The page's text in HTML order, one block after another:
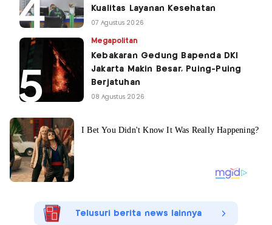
Kualitas Layanan Kesehatan
07 Agustus 2026
Megapolitan
Kebakaran Gedung Bapenda DKI
Jakarta Makin Besar, Puing-Puing
Berjatuhan
08 Agustus 2026
Telusuri berita news lainnya